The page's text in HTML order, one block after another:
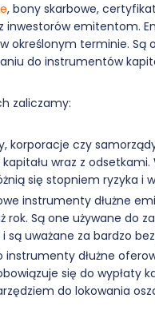
, bony skarbowe,
inwestorów emitentom.
określonym terminie. Są
do instrumentów
zaliczamy:
korporacje czy
wraz z
się stopniem ryzyka i
instrumenty dłużne
rok. Są one używane do
uważane za bardzo
dłużne
się do wypłaty
do lokowania